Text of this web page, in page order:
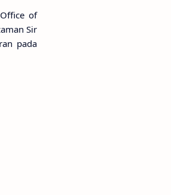
of
Sir
pada